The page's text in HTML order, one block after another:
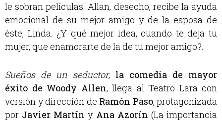
le sobran películas. Allan, desecho, recibe la ayuda
emocional de su mejor amigo y de la esposa de
éste, Linda. ¿Y qué mejor idea, cuando te deja tu
mujer, que enamorarte de la de tu mejor amigo?.
Sueños de un seductor, la comedia de mayor
éxito de Woody Allen, llega al Teatro Lara con
versión y dirección de Ramón Paso, protagonizada
por Javier Martín y Ana Azorín (La importancia